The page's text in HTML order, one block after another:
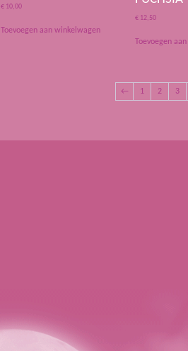
€ 10,00
Toevoegen aan winkelwagen
€ 12,50
Toevoegen
← 1 2 3